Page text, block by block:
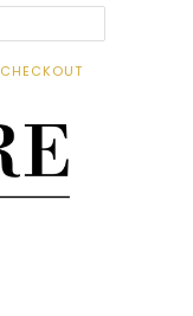
CHECKOUT